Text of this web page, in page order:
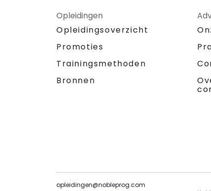
Opleidingen
Opleidingsoverzicht
Promoties
Trainingsmethoden
Bronnen
opleidingen@nobleprog.com